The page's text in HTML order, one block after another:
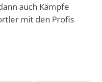
auch Kämpfe
mit den Profis